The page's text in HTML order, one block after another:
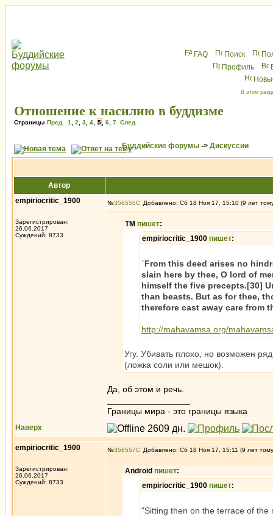
FAQ Поиск
Профиль
В этом
Отношение к насилию в буддизме
Страницы Пред. 1 2 3 4 5 6 7 След.
Буддийские форумы -> Дискуссии
Автор
empiriocritic_1900
Зарегистрирован:
26.06.2017
Суждений: 8733
№356555 Добавлено: Сб 18 Ноя 17, 15:10 (9 лет
ТМ пишет:
empiriocritic_1900 пишет:
`From this deed arises no
slain here by thee, O lord of
himself the five precepts.[30]
than beasts. But as for thee,
therefore cast away care from
http://mahavamsa.org/
Угу. Убивать плохо, но возможен
(ложка соли или мешок).
Да, об этом и речь.
Границы мира - это границы языка
Наверх
empiriocritic_1900
Зарегистрирован:
26.06.2017
Суждений: 8733
№356557 Добавлено: Сб 18 Ноя 17, 15:11 (9 лет
Android пишет:
empiriocritic_1900 пишет:
"Sitting then on the terrace of